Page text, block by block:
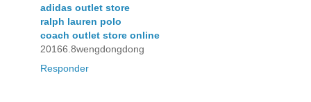
adidas outlet store
ralph lauren polo
coach outlet store online
20166.8wengdongdong
Responder